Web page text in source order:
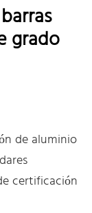
grado
de aluminio
certificación